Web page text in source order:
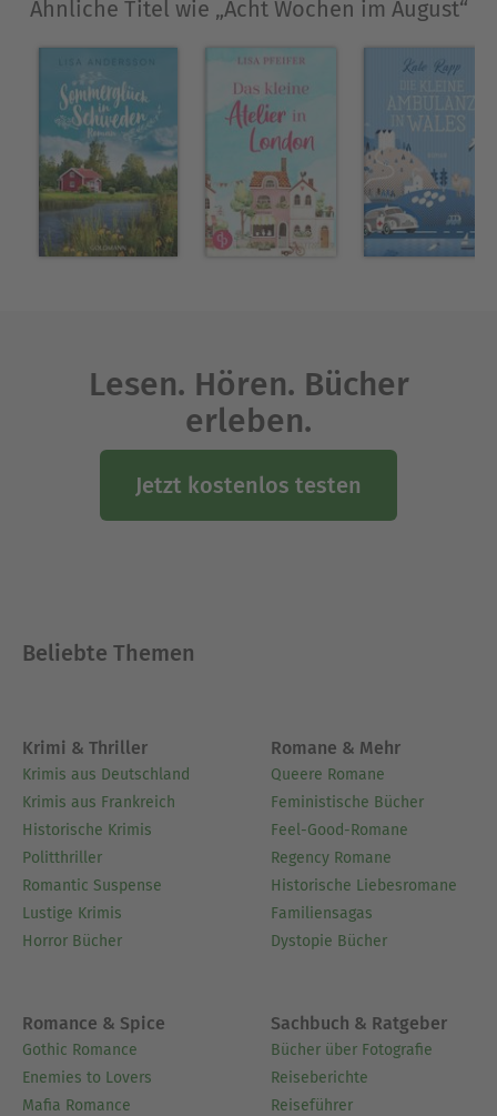
Über Anne Lux
Anne Lux lebt und arbeitet in München. Neben
ihrem Hauptjob im Kulturbereich schreibt sie
regelmäßig Romane. Ihre Liebes-Trilogie und die
zwei Cornwall-Bücher "Tausche Alltag gegen Insel"
und "Tausche Alltag gegen Glück" standen
wochenlang in den Bestseller-Listen.
Ausblenden
Ähnliche Titel wie „Acht Wochen im August“
Lesen. Hören. Bücher
erleben.
Jetzt kostenlos testen
Beliebte Themen
Krimi & Thriller
Krimis aus Deutschland
Krimis aus Frankreich
Historische Krimis
Politthriller
Romantic Suspense
Lustige Krimis
Horror Bücher
Romane & Mehr
Queere Romane
Feministische Bücher
Feel-Good-Romane
Regency Romane
Historische Liebesromane
Familiensagas
Dystopie Bücher
Romance & Spice
Gothic Romance
Enemies to Lovers
Mafia Romance
Sachbuch & Ratgeber
Bücher über Fotografie
Reiseberichte
Reiseführer